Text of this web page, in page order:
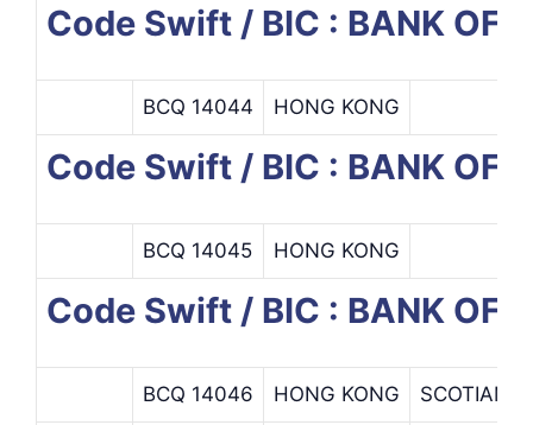
Code Swift / BIC : BANK OF
BCQ 14044 HONG KONG
Code Swift / BIC : BANK OF
BCQ 14045 HONG KONG
Code Swift / BIC : BANK OF
BCQ 14046 HONG KONG